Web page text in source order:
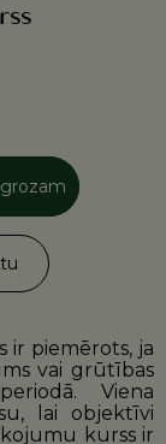
ir piemērots, ja
vai grūtības
Viena
lai objektīvi
kurss ir